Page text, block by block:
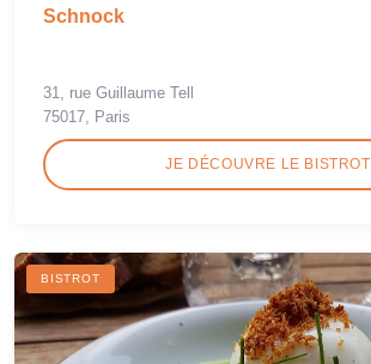
Schnock
31, rue Guillaume Tell
75017, Paris
JE DÉCOUVRE LE BISTROT
BISTROT